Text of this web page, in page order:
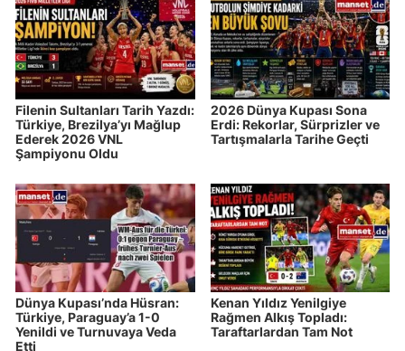
Filenin Sultanları Tarih Yazdı:
Türkiye, Brezilya’yı Mağlup
Ederek 2026 VNL
Şampiyonu Oldu
2026 Dünya Kupası Sona
Erdi: Rekorlar, Sürprizler ve
Tartışmalarla Tarihe Geçti
Dünya Kupası’nda Hüsran:
Türkiye, Paraguay’a 1-0
Yenildi ve Turnuvaya Veda
Etti
Kenan Yıldız Yenilgiye
Rağmen Alkış Topladı:
Taraftarlardan Tam Not